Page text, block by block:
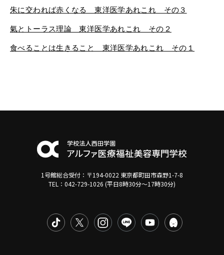
朱に交われば赤くなる 東洋医学あれこれ その３
氣とトーラス理論 東洋医学あれこれ その２
食べることは生きること 東洋医学あれこれ その１
1号館総合受付：〒194-0022 東京都町田市森野1-7-8
TEL：042-729-1026 (平日8時30分〜17時30分)